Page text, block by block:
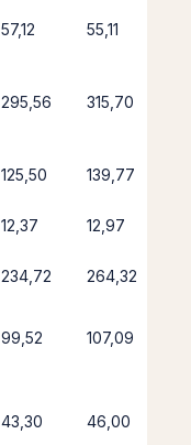
57,12 55,11
295,56 315,70
125,50 139,77
12,37 12,97
234,72 264,32
99,52 107,09
43,30 46,00